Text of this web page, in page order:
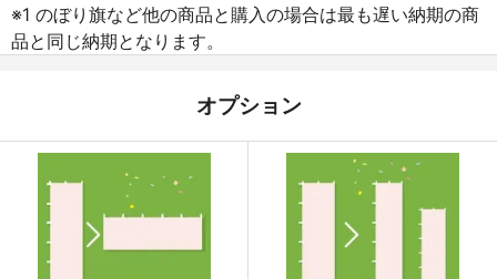
※1 のぼり旗など他の商品と購入の場合は最も遅い納期の商
品と同じ納期となります。
オプション